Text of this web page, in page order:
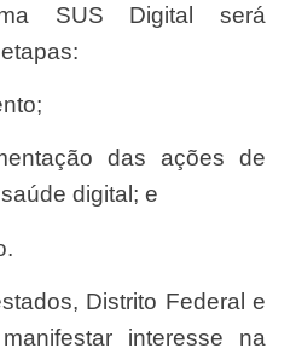
digital; e
Distrito Federal e
interesse na